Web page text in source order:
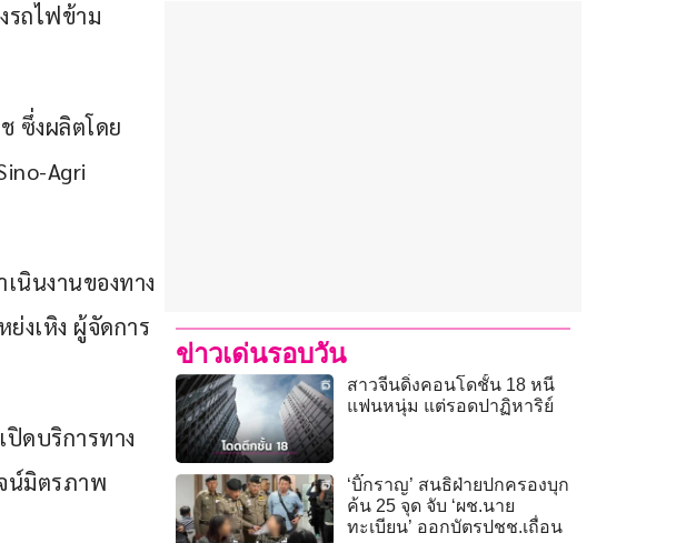
รถไฟข้าม
ซึ่งผลิตโดย
Agri
นินงานของทาง
งเหิง ผู้จัดการ
ดบริการทาง
น์มิตรภาพ
ข่าวเด่นรอบวัน
สาวจีนดิ่งคอนโดชั้น 18 หนี
แฟนหนุ่ม แต่รอดปาฏิหาริย์
‘บิ๊กราญ’ สนธิฝ่ายปกครองบุก
ค้น 25 จุด จับ ‘ผช.นาย
ทะเบียน’ ออกบัตรปชช.เถื่อน